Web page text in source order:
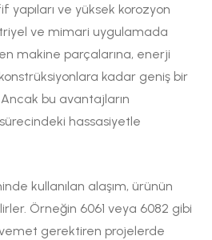
yapıları ve yüksek korozyon
ve mimari uygulamada
makine parçalarına, enerji
kadar geniş bir
Ancak bu avantajların
hassasiyetle
kullanılan alaşım, ürünün
Örneğin 6061 veya 6082 gibi
gerektiren projelerde